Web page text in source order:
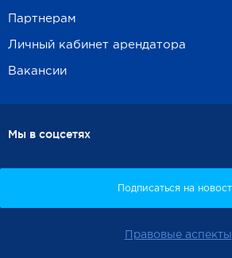
Партнерам
Личный кабинет арендатора
Вакансии
Мы в соцсетях
Правовые аспекты